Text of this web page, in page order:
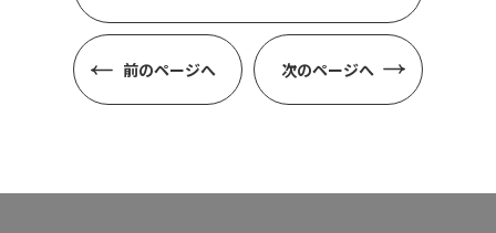
前のページへ 次のページへ